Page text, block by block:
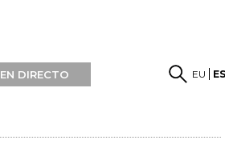
EN DIRECTO EU